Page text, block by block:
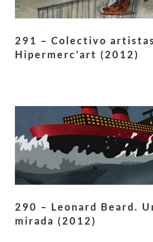
291 – Colectivo
Hipermerc’art (2012)
290 – Leonard Beard.
mirada (2012)